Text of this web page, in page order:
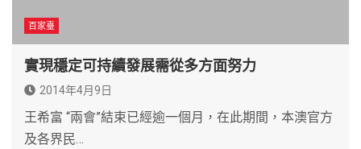
百家臺
實現穩定可持續發展需從多方面努力
2014年4月9日
王希富 “兩會”結束已經逾一個月，在此期間，本澳官方
及各界民…